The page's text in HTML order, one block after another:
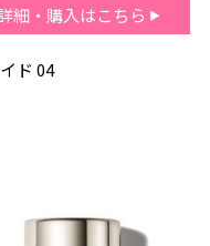
細・購入はこちら
ド 04